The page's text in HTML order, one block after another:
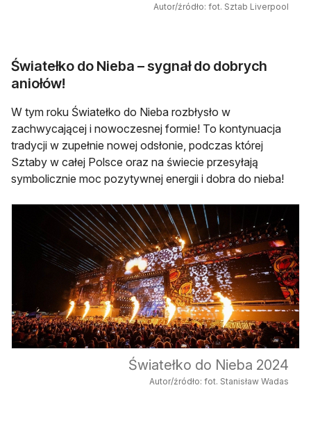
Autor/źródło: fot. Sztab Liverpool
Światełko do Nieba – sygnał do dobrych
aniołów!
W tym roku Światełko do Nieba rozbłysło w
zachwycającej i nowoczesnej formie! To kontynuacja
tradycji w zupełnie nowej odsłonie, podczas której
Sztaby w całej Polsce oraz na świecie przesyłają
symbolicznie moc pozytywnej energii i dobra do nieba!
Światełko do Nieba 2024
Autor/źródło: fot. Stanisław Wadas